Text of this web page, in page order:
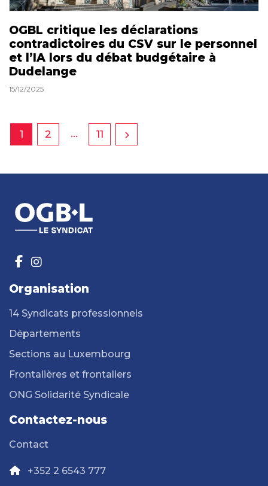
OGBL critique les déclarations
contradictoires du CSV sur le personnel
et l’IA lors du débat budgétaire à
Dudelange
15/12/2025
1 2 … 11
Organisation
14 Syndicats professionnels
Départements
Sections au Luxembourg
Frontalières et frontaliers
ONG Solidarité Syndicale
Contactez-nous
Contact
+352 2 6543 777